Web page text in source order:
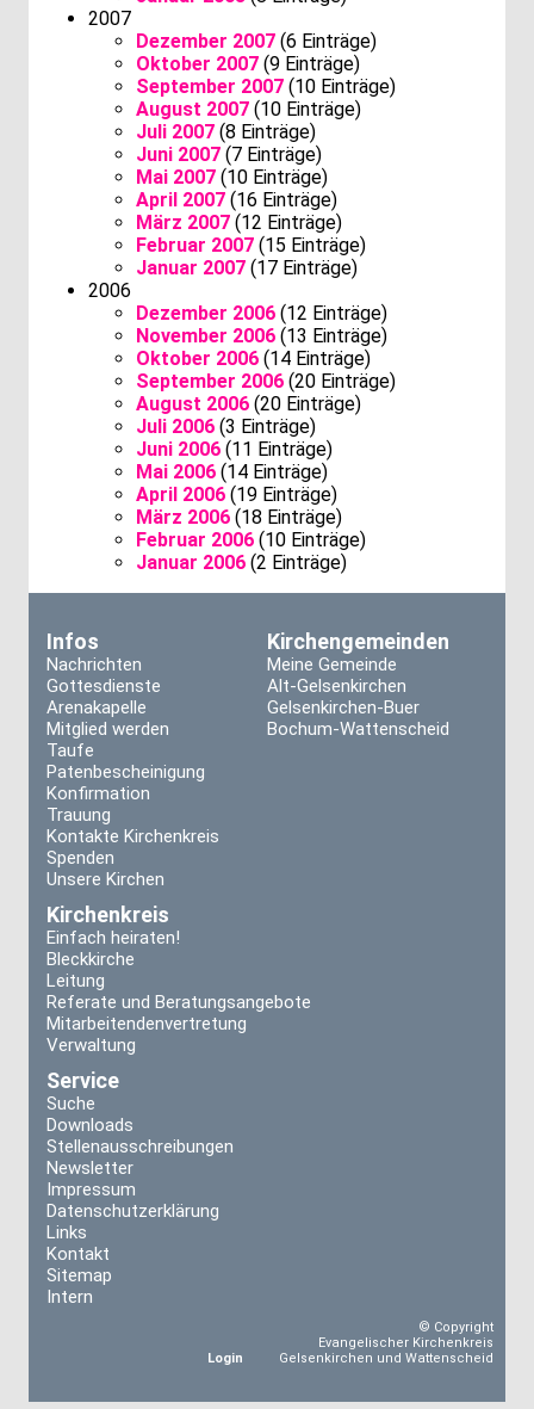
2007
Dezember 2007 (6 Einträge)
Oktober 2007 (9 Einträge)
September 2007 (10 Einträge)
August 2007 (10 Einträge)
Juli 2007 (8 Einträge)
Juni 2007 (7 Einträge)
Mai 2007 (10 Einträge)
April 2007 (16 Einträge)
März 2007 (12 Einträge)
Februar 2007 (15 Einträge)
Januar 2007 (17 Einträge)
2006
Dezember 2006 (12 Einträge)
November 2006 (13 Einträge)
Oktober 2006 (14 Einträge)
September 2006 (20 Einträge)
August 2006 (20 Einträge)
Juli 2006 (3 Einträge)
Juni 2006 (11 Einträge)
Mai 2006 (14 Einträge)
April 2006 (19 Einträge)
März 2006 (18 Einträge)
Februar 2006 (10 Einträge)
Januar 2006 (2 Einträge)
Infos
Nachrichten
Gottesdienste
Arenakapelle
Mitglied werden
Taufe
Patenbescheinigung
Konfirmation
Trauung
Kontakte Kirchenkreis
Spenden
Unsere Kirchen
Kirchengemeinden
Meine Gemeinde
Alt-Gelsenkirchen
Gelsenkirchen-Buer
Bochum-Wattenscheid
Kirchenkreis
Einfach heiraten!
Bleckkirche
Leitung
Referate und Beratungsangebote
Mitarbeitendenvertretung
Verwaltung
Service
Suche
Downloads
Stellenausschreibungen
Newsletter
Impressum
Datenschutzerklärung
Links
Kontakt
Sitemap
Intern
Login
© Copyright
Evangelischer Kirchenkreis
Gelsenkirchen und Wattenscheid